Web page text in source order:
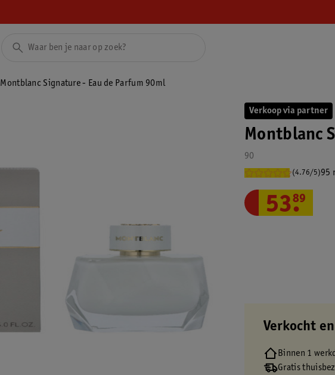
Montblanc Signature - Eau de Parfum 90ml
Verkoop via partner
Montblanc
90
(4.76/5)95
53.
89
Verkocht
Binnen 1
Gratis